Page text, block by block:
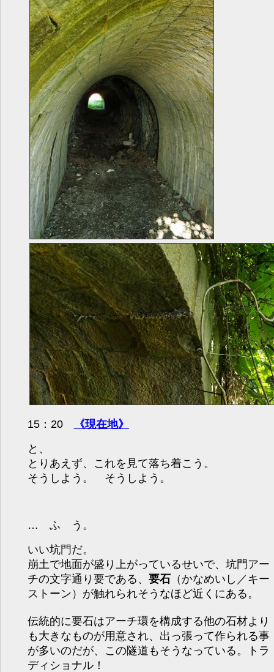
15：20
《現在地》
と、
とりあえず、これを見て落ち着こう。
そうしよう。 そうしよう。
… ふ う。
いい坑門だ。
崩土で地面が盛り上がっているせいで、坑門アー
チの文字通り要である、 要石（かなめいし／キー
ストーン）が触れられそうなほど近くにある。
伝統的に要石はアーチ環を構成する他の石材より
も大きなものが用意され、出っ張って作られる事
が多いのだが、この隧道もそうなっている。トラ
ディショナル！